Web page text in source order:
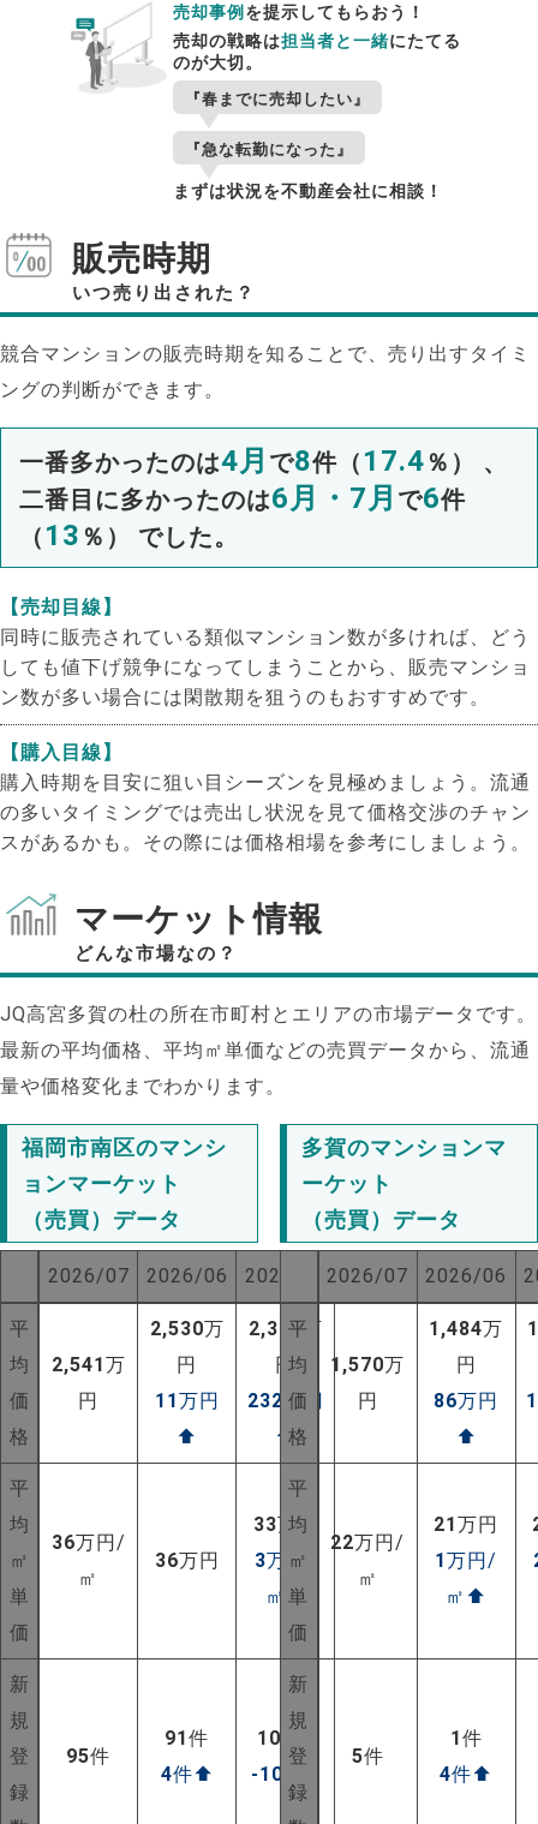
NEW!
売却事例を提示してもらおう！
売却の戦略は担当者と一緒にたてる
のが大切。
『春までに売却したい』
『急な転勤になった』
まずは状況を不動産会社に相談！
販売時期
いつ売り出された？
競合マンションの販売時期を知ることで、売り出すタイミ
ングの判断ができます。
一番多かったのは4月 で8件（ 17.4 ％） 、
二番目に多かったのは6月・7月 で6件
（ 13 ％） でした。
【売却目線】
同時に販売されている類似マンション数が多ければ、どう
しても値下げ競争になってしまうことから、販売マンショ
ン数が多い場合には閑散期を狙うのもおすすめです。
【購入目線】
購入時期を目安に狙い目シーズンを見極めましょう。流通
の多いタイミングでは売出し状況を見て価格交渉のチャン
スがあるかも。その際には価格相場を参考にしましょう。
マーケット情報
どんな市場なの？
JQ高宮多賀の杜の所在市町村とエリアの市場データです。
最新の平均価格、平均㎡単価などの売買データから、流通
量や価格変化までわかります。
福岡市南区のマンシ
ョンマーケット
（売買）データ
2026/07 2026/06 2025/07
平
均
価
格
2,541万
円
2,530万
円
11万円
⬆
2,309万
円
232 万円
⬆
平
均
㎡
単
価
36万円/
㎡
36万円
33万円
3万円/
㎡ ⬆
新
規
登
録
95件
91件
4件⬆
105 件
-10
多賀のマンションマ
ーケット
（売買）データ
2026/07 2026/06
平
均
価
格
1,570万
円
1,484万
円
86万円
⬆
平
均
㎡
単
価
22万円/
㎡
21万円
1万円/
㎡ ⬆
新
規
登
録
5件
1件
4件⬆